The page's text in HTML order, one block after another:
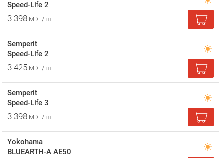
Speed-Life 2
3 398 MDL/шт
Semperit
Speed-Life 2
3 425 MDL/шт
Semperit
Speed-Life 3
3 398 MDL/шт
Yokohama
BLUEARTH-A AE50